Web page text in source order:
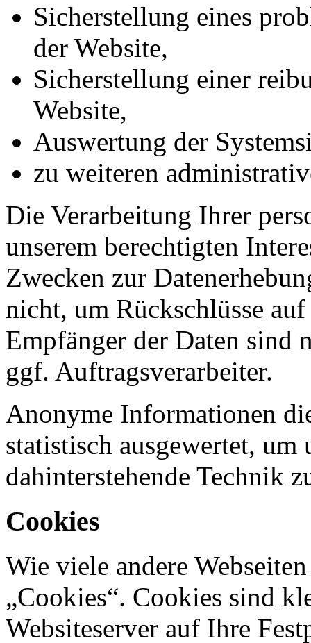
Sicherstellung eines
der Website,
Sicherstellung einer
Website,
Auswertung der
zu weiteren
Die Verarbeitung Ihrer
unserem berechtigten
Zwecken zur
nicht, um Rückschlüsse
Empfänger der Daten sind
ggf. Auftragsverarbeiter.
Anonyme Informationen
statistisch ausgewertet,
dahinterstehende Technik
Cookies
Wie viele andere
„Cookies“. Cookies sind
Websiteserver auf Ihre